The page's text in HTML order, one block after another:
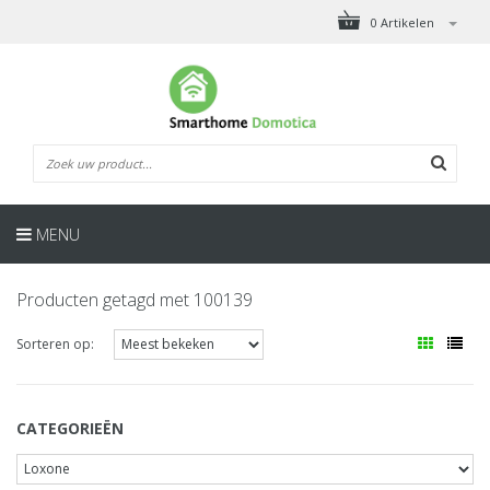
0 Artikelen
MENU
Producten getagd met 100139
Sorteren op:
CATEGORIEËN